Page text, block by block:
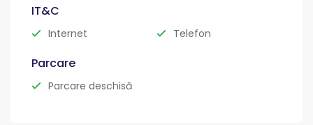
IT&C
Internet Telefon
Parcare
Parcare deschisă